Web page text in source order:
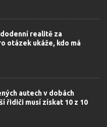
realitě za
otázek ukáže, kdo má
autech v dobách
řidiči musí získat 10 z 10